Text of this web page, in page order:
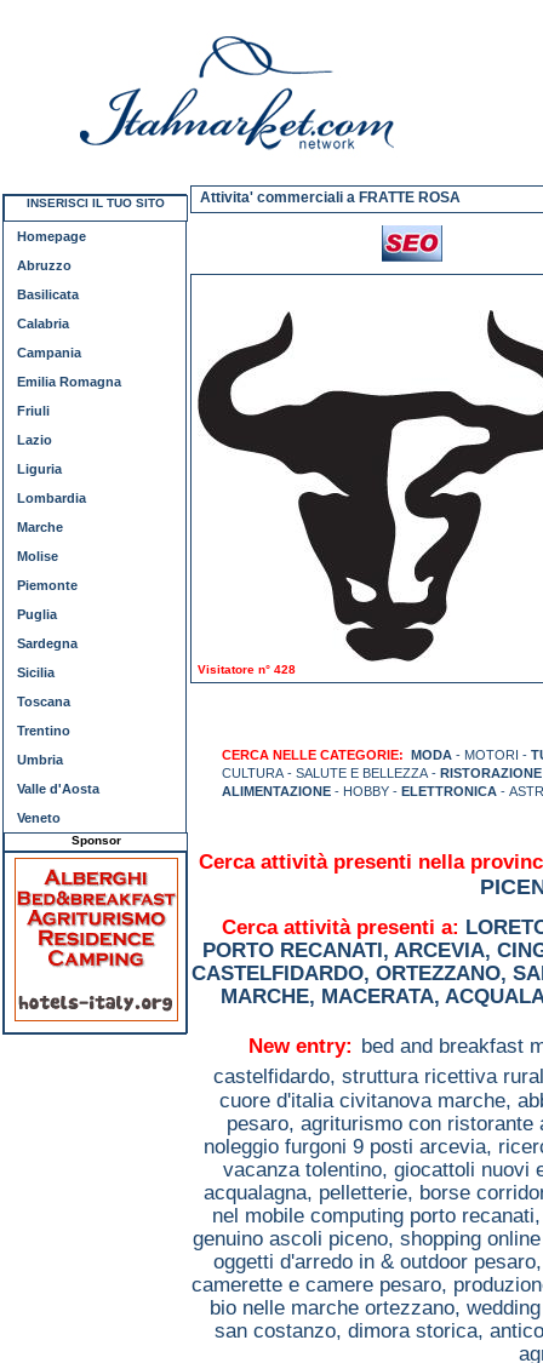
Attivita' commerciali a FRATTE ROSA
Visitatore n° 428
CERCA NELLE CATEGORIE: MODA - MOTORI -
CULTURA - SALUTE E BELLEZZA -
ALIMENTAZIONE - HOBBY - ELETTRONICA -
Cerca attività presenti nella
Cerca attività presenti a:
PORTO RECANATI, ARCEVIA,
CASTELFIDARDO, ORTEZZANO,
MARCHE, MACERATA,
New entry: bed and breakfast
castelfidardo, struttura ricettiva
cuore d'italia civitanova marche,
pesaro, agriturismo con ristorante
noleggio furgoni 9 posti arcevia,
vacanza tolentino, giocattoli nuovi
acqualagna, pelletterie, borse
nel mobile computing porto
genuino ascoli piceno, shopping
oggetti d'arredo in & outdoor
camerette e camere pesaro,
bio nelle marche ortezzano,
san costanzo, dimora storica,
INSERISCI IL TUO SITO
Homepage
Abruzzo
Basilicata
Calabria
Campania
Emilia Romagna
Friuli
Lazio
Liguria
Lombardia
Marche
Molise
Piemonte
Puglia
Sardegna
Sicilia
Toscana
Trentino
Umbria
Valle d'Aosta
Veneto
Sponsor